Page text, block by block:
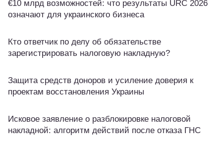
€10 млрд возможностей: что результаты URC 2026
означают для украинского бизнеса
Кто ответчик по делу об обязательстве
зарегистрировать налоговую накладную?
Защита средств доноров и усиление доверия к
проектам восстановления Украины
Исковое заявление о разблокировке налоговой
накладной: алгоритм действий после отказа ГНС